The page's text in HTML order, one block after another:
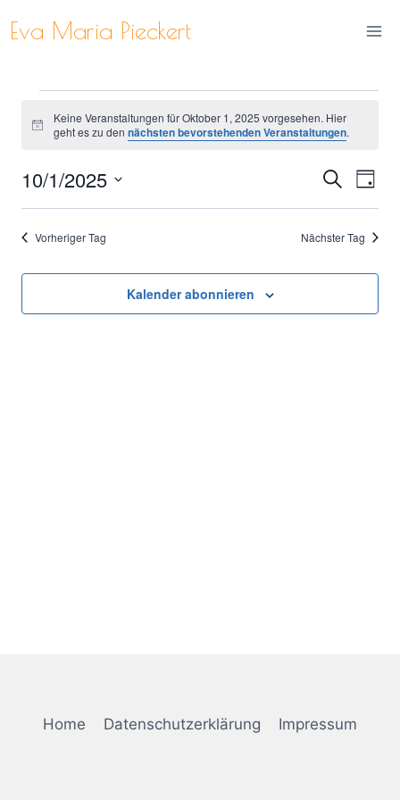
Inhalt
Eva Maria Pieckert
Veranstaltungen
Oktober
1,
2025
Hinweis
Keine Veranstaltungen für Oktober 1, 2025 vorgesehen. Hier
geht es zu den nächsten bevorstehenden Veranstaltungen.
SucheTag
10/1/2025
Datum
wählen.
Vorheriger Tag Nächster Tag
Kalender abonnieren
Home Datenschutzerklärung Impressum